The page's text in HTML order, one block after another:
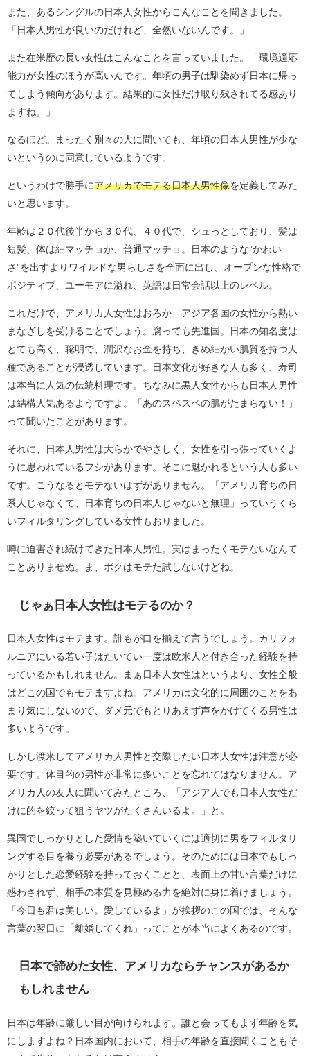
また、あるシングルの日本人女性からこんなことを聞きました。
「日本人男性が良いのだけれど、全然いないんです。」
また在米歴の長い女性はこんなことを言っていました。「環境適応
能力が女性のほうが高いんです。年頃の男子は馴染めず日本に帰っ
てしまう傾向があります。結果的に女性だけ取り残されてる感あり
ますね。」
なるほど。まったく別々の人に聞いても、年頃の日本人男性が少な
いというのに同意しているようです。
というわけで勝手にアメリカでモテる日本人男性像を定義してみた
いと思います。
年齢は２０代後半から３０代、４０代で、シュっとしており、髪は
短髪、体は細マッチョか、普通マッチョ。日本のような”かわい
さ”を出すよりワイルドな男らしさを全面に出し、オープンな性格で
ポジティブ、ユーモアに溢れ、英語は日常会話以上のレベル。
これだけで、アメリカ人女性はおろか、アジア各国の女性から熱い
まなざしを受けることでしょう。腐っても先進国。日本の知名度は
とても高く、聡明で、潤沢なお金を持ち、きめ細かい肌質を持つ人
種であることが浸透しています。日本文化が好きな人も多く、寿司
は本当に人気の伝統料理です。ちなみに黒人女性からも日本人男性
は結構人気あるようですよ。「あのスベスベの肌がたまらない！」
って聞いたことがあります。
それに、日本人男性は大らかでやさしく、女性を引っ張っていくよ
うに思われているフシがあります。そこに魅かれるという人も多い
です。こうなるとモテないはずがありません。「アメリカ育ちの日
系人じゃなくて、日本育ちの日本人じゃないと無理」っていうくら
いフィルタリングしている女性もおりました。
噂に迫害され続けてきた日本人男性。実はまったくモテないなんて
ことありませぬ。ま、ボクはモテた試しないけどね。
じゃぁ日本人女性はモテるのか？
日本人女性はモテます。誰もが口を揃えて言うでしょう。カリフォ
ルニアにいる若い子はたいてい一度は欧米人と付き合った経験を持
っているかもしれません。まぁ日本人女性はというより、女性全般
はどこの国でもモテますよね。アメリカは文化的に周囲のことをあ
まり気にしないので、ダメ元でもとりあえず声をかけてくる男性は
多いようです。
しかし渡米してアメリカ人男性と交際したい日本人女性は注意が必
要です。体目的の男性が非常に多いことを忘れてはなりません。ア
メリカ人の友人に聞いてみたところ、「アジア人でも日本人女性だ
けに的を絞って狙うヤツがたくさんいるよ。」と。
異国でしっかりとした愛情を築いていくには適切に男をフィルタリ
ングする目を養う必要があるでしょう。そのためには日本でもしっ
かりとした恋愛経験を持っておくことと、表面上の甘い言葉だけに
惑わされず、相手の本質を見極める力を絶対に身に着けましょう。
「今日も君は美しい。愛しているよ」が挨拶のこの国では、そんな
言葉の翌日に「離婚してくれ」ってことが本当によくあるのです。
日本で諦めた女性、アメリカならチャンスがあるか
もしれません
日本は年齢に厳しい目が向けられます。誰と会ってもまず年齢を気
にしますよね？日本国内において、相手の年齢を直接聞くこともそ